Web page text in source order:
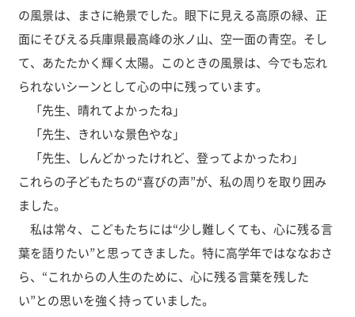
の風景は、まさに絶景でした。眼下に見える高原の緑、正
面にそびえる兵庫県最高峰の氷ノ山、空一面の青空。そし
て、あたたかく輝く太陽。このときの風景は、今でも忘れ
られないシーンとして心の中に残っています。
「先生、晴れてよかったね」
「先生、きれいな景色やな」
「先生、しんどかったけれど、登ってよかったわ」
これらの子どもたちの“喜びの声”が、私の周りを取り囲み
ました。
私は常々、こどもたちには“少し難しくても、心に残る言
葉を語りたい”と思ってきました。特に高学年ではななおさ
ら、“これからの人生のために、心に残る言葉を残した
い”との思いを強く持っていました。